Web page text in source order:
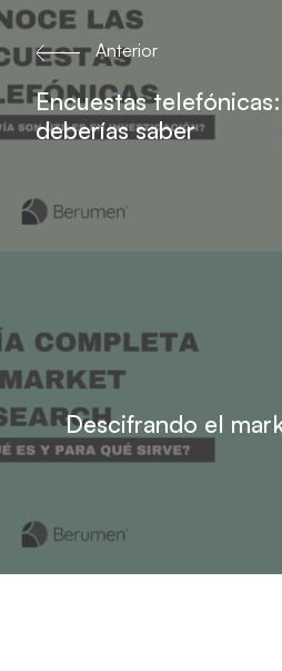
Anterior
Encuestas
deberías saber
Descifrando el